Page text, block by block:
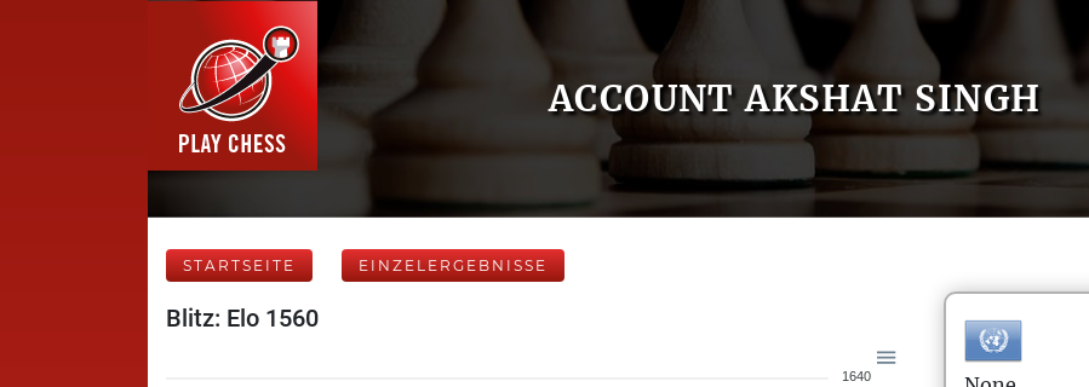
ACCOUNT AKSHAT SINGH
STARTSEITE EINZELERGEBNISSE
Blitz: Elo 1560
1640